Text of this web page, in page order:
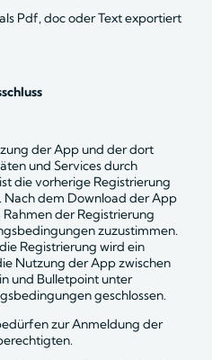
Pdf, doc oder Text exportiert
der App und der dort
und Services durch
die vorherige Registrierung
dem Download der App
der Registrierung
zuzustimmen.
Registrierung wird ein
Nutzung der App zwischen
und Bulletpoint unter
geschlossen.
zur Anmeldung der